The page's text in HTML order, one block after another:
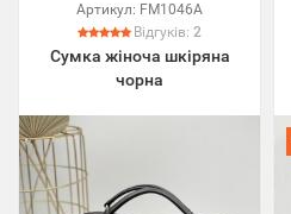
Артикул: FM1046A
Відгуків: 2
Сумка жіноча шкіряна
чорна